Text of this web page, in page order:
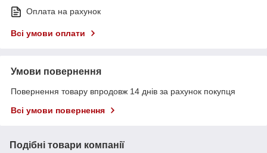
Оплата на рахунок
Всі умови оплати
Умови повернення
Повернення товару впродовж 14 днів за рахунок покупця
Всі умови повернення
Подібні товари компанії